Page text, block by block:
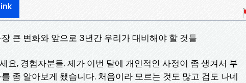
큰 변화와 앞으로 3년간 우리가 대비해야 할 것들
, 경험자분들. 제가 이번 달에 개인적인 사정이 좀 생겨서 부
좀 알아보게 됐습니다. 처음이라 모르는 것도 많고 겁도 나네